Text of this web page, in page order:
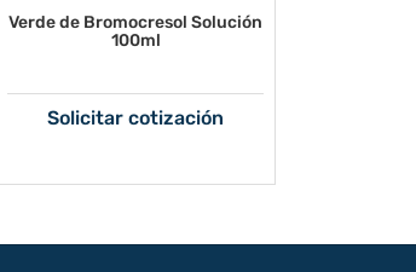
Verde de Bromocresol Solución
100ml
Solicitar cotización